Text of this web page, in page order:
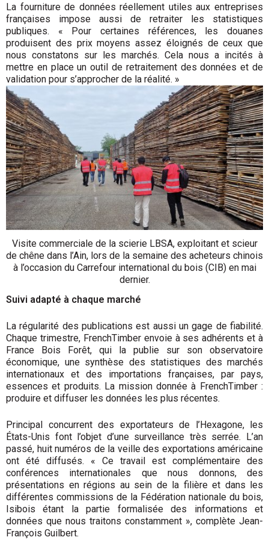
La fourniture de données réellement utiles aux entreprises
françaises impose aussi de retraiter les statistiques
publiques. « Pour certaines références, les douanes
produisent des prix moyens assez éloignés de ceux que
nous constatons sur les marchés. Cela nous a incités à
mettre en place un outil de retraitement des données et de
validation pour s’approcher de la réalité. »
Visite commerciale de la scierie LBSA, exploitant et scieur
de chêne dans l’Ain, lors de la semaine des acheteurs chinois
à l’occasion du Carrefour international du bois (CIB) en mai
dernier.
Suivi adapté à chaque marché
La régularité des publications est aussi un gage de fiabilité.
Chaque trimestre, FrenchTimber envoie à ses adhérents et à
France Bois Forêt, qui la publie sur son observatoire
économique, une synthèse des statistiques des marchés
internationaux et des importations françaises, par pays,
essences et produits. La mission donnée à FrenchTimber :
produire et diffuser les données les plus récentes.
Principal concurrent des exportateurs de l’Hexagone, les
États-Unis font l’objet d’une surveillance très serrée. L’an
passé, huit numéros de la veille des exportations américaine
ont été diffusés. « Ce travail est complémentaire des
conférences internationales que nous donnons, des
présentations en régions au sein de la filière et dans les
différentes commissions de la Fédé­ration nationale du bois,
Isibois étant la partie formalisée des informations et
données que nous traitons constamment », complète Jean-
François Guilbert.